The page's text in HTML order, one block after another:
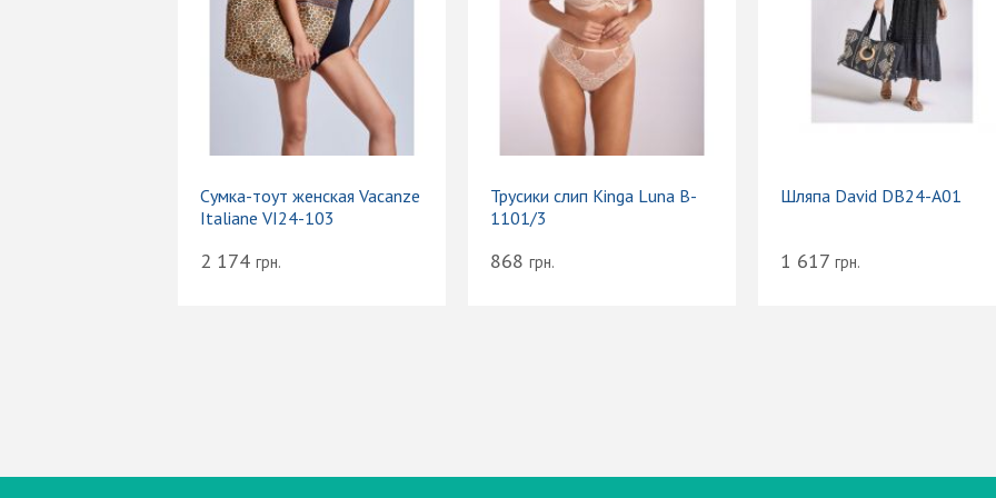
Сумка-тоут женская Vacanze
Italiane VI24-103
2 174 грн.
Трусики слип Kinga Luna B-
1101/3
868 грн.
Шляпа David DB24-A01
1 617 грн.